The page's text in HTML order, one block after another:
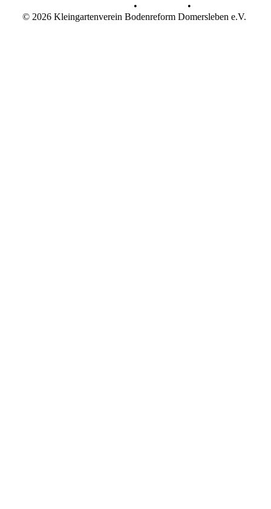
•
•
© 2026 Kleingartenverein Bodenreform Domersleben e.V.